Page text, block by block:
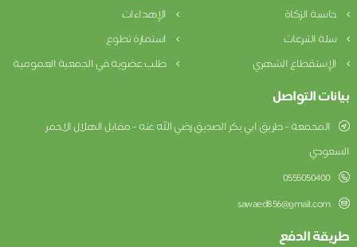
حاسبة الزكاة
الإهداءات
سلة التبرعات
استمارة تطوع
الإستقطاع الشهري
طلب عضوية في الجمعية العمومية
التواصل
المجمعة - طريق ابي بكر الصديق رضي الله عنه - مقابل الهلال الاحمر
0555050400
sawaed856@gmail.com
الدفع